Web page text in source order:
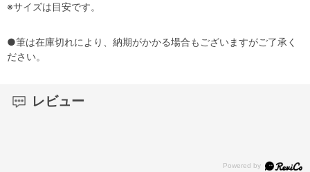
※サイズは目安です。
●筆は在庫切れにより、納期がかかる場合もございますがご了承く
ださい。
レビュー